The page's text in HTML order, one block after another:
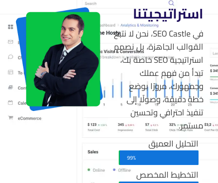
استراتيجيتنا
في SEO Castle، نحن لا نتبع
القوالب الجاهزة، بل نصمم
استراتيجية SEO خاصة بك،
تبدأ من فهم عملك
وجمهورك، مرورًا بوضع
خطة دقيقة، وصولًا إلى
تنفيذ احترافي وتحسين
مستمر.
التحليل العميق
99%
التخطيط المخصص